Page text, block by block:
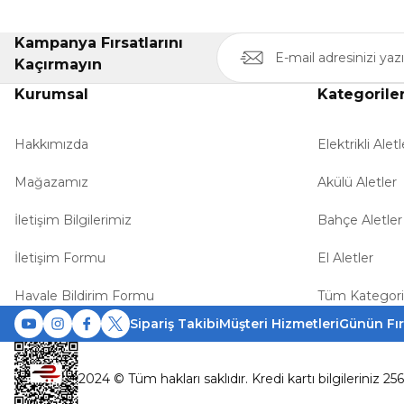
Kampanya Fırsatlarını
Kaçırmayın
Kurumsal
Hakkımızda
Mağazamız
İletişim Bilgilerimiz
İletişim Formu
Havale Bildirim Formu
Elektrikli
Akülü Aletler
Bahçe Aletler
El Aletler
Tüm
Sipariş TakibiMüşteri HizmetleriGünün
2024 © Tüm hakları saklıdır. Kredi kartı bilgileriniz